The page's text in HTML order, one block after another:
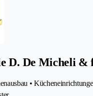
D. De Micheli &
•